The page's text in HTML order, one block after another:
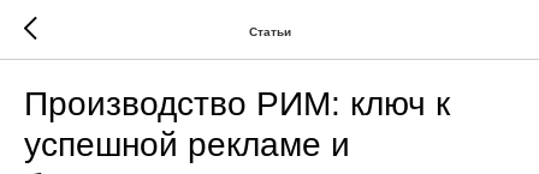
Статьи
Производство РИМ: ключ к
успешной рекламе и